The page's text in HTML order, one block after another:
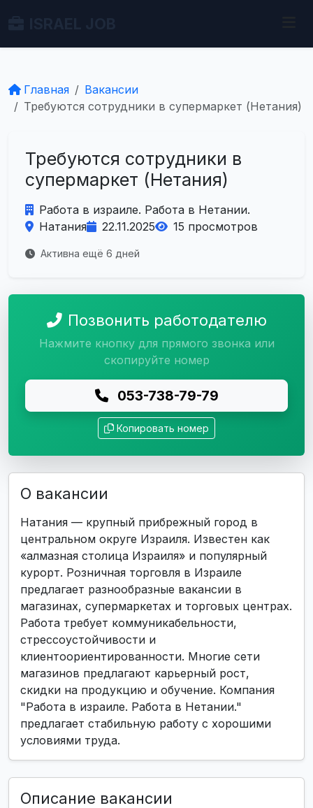
Главная
Вакансии
Требуются сотрудники в супермаркет (Нетания)
Требуются сотрудники в
супермаркет (Нетания)
Работа в израиле. Работа в Нетании.
Натания
22.11.2025 15 просмотров
Активна ещё 6 дней
Позвонить работодателю
Нажмите кнопку для прямого звонка или
скопируйте номер
053-738-79-79
Копировать номер
О вакансии
Натания — крупный прибрежный город в
центральном округе Израиля. Известен как
«алмазная столица Израиля» и популярный
курорт. Розничная торговля в Израиле
предлагает разнообразные вакансии в
магазинах, супермаркетах и торговых центрах.
Работа требует коммуникабельности,
стрессоустойчивости и
клиентоориентированности. Многие сети
магазинов предлагают карьерный рост,
скидки на продукцию и обучение. Компания
"Работа в израиле. Работа в Нетании."
предлагает стабильную работу с хорошими
условиями труда.
Описание вакансии